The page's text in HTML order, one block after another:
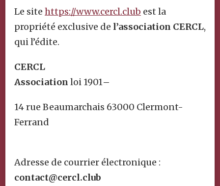
Le site https://www.cercl.club est la
propriété exclusive de l’association CERCL,
qui l’édite.
CERCL
Association loi 1901–
14 rue Beaumarchais 63000 Clermont-
Ferrand
Adresse de courrier électronique :
contact@cercl.club